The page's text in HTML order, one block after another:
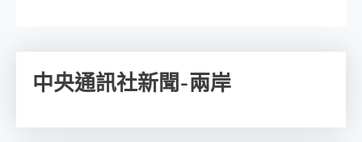
中央通訊社新聞-兩岸